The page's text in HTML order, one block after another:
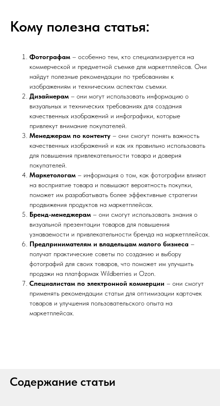
Кому полезна статья:
Фотографам – особенно тем, кто специализируется на
коммерческой и предметной съемке для маркетплейсов. Они
найдут полезные рекомендации по требованиям к
изображениям и техническим аспектам съемки.
Дизайнерам – они могут использовать информацию о
визуальных и технических требованиях для создания
качественных изображений и инфографики, которые
привлекут внимание покупателей.
Менеджерам по контенту – они смогут понять важность
качественных изображений и как их правильно использовать
для повышения привлекательности товара и доверия
покупателей.
Маркетологам – информация о том, как фотографии влияют
на восприятие товара и повышают вероятность покупки,
поможет им разрабатывать более эффективные стратегии
продвижения продуктов на маркетплейсах.
Бренд-менеджерам – они смогут использовать знания о
визуальной презентации товаров для повышения
узнаваемости и привлекательности бренда на маркетплейсах.
Предпринимателям и владельцам малого бизнеса –
получат практические советы по созданию и выбору
фотографий для своих товаров, что поможет им улучшить
продажи на платформах Wildberries и Ozon.
Специалистам по электронной коммерции – они смогут
применять рекомендации статьи для оптимизации карточек
товаров и улучшения пользовательского опыта на
маркетплейсах.
Содержание статьи